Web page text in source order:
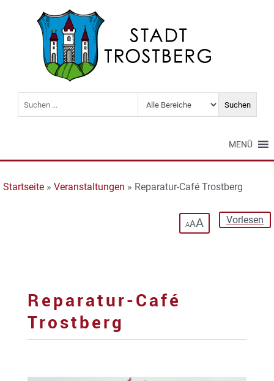
MENÜ
Startseite » Veranstaltungen » Reparatur-Café Trostberg
Vorlesen
AAA
Reparatur-Café
Trostberg